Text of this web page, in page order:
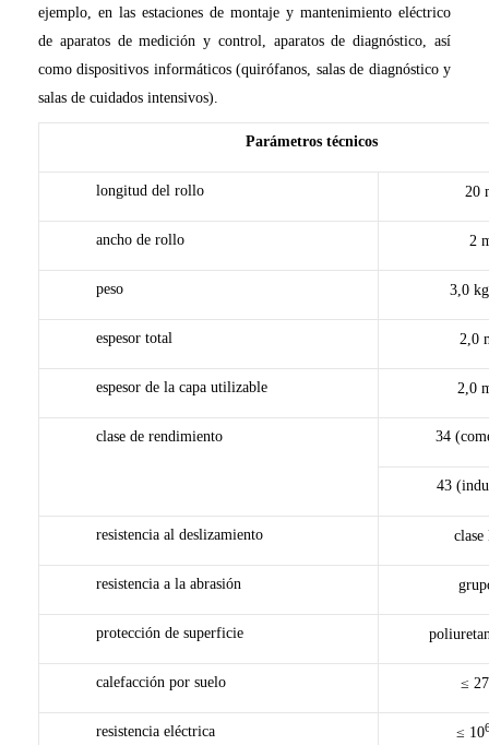
ejemplo, en las estaciones de montaje y mantenimiento eléctrico
de aparatos de medición y control, aparatos de diagnóstico, así
como dispositivos informáticos (quirófanos, salas de diagnóstico y
salas de cuidados intensivos).
Parámetros técnicos
longitud del rollo 20
ancho de rollo 2
peso 3,0
espesor total 2,0
espesor de la capa utilizable 2,0
clase de rendimiento 34
43
resistencia al deslizamiento clase
resistencia a la abrasión
protección de superficie
calefacción por suelo ≤ 27
resistencia eléctrica ≤ 10